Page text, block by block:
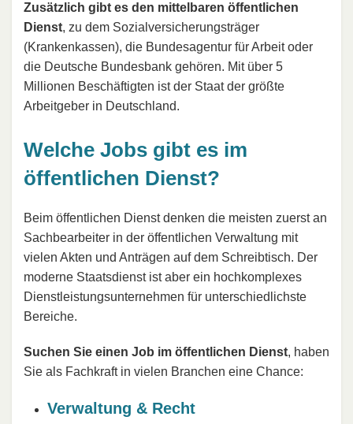
Zusätzlich gibt es den mittelbaren öffentlichen
Dienst, zu dem Sozialversicherungsträger
(Krankenkassen), die Bundesagentur für Arbeit oder
die Deutsche Bundesbank gehören. Mit über 5
Millionen Beschäftigten ist der Staat der größte
Arbeitgeber in Deutschland.
Welche Jobs gibt es im
öffentlichen Dienst?
Beim öffentlichen Dienst denken die meisten zuerst an
Sachbearbeiter in der öffentlichen Verwaltung mit
vielen Akten und Anträgen auf dem Schreibtisch. Der
moderne Staatsdienst ist aber ein hochkomplexes
Dienstleistungsunternehmen für unterschiedlichste
Bereiche.
Suchen Sie einen Job im öffentlichen Dienst, haben
Sie als Fachkraft in vielen Branchen eine Chance:
Verwaltung & Recht